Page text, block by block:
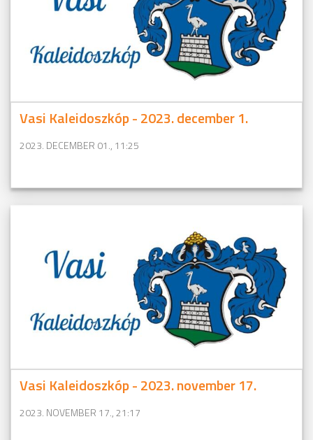
Vasi Kaleidoszkóp - 2023. december 1.
2023. DECEMBER 01., 11:25
Vasi Kaleidoszkóp - 2023. november 17.
2023. NOVEMBER 17., 21:17